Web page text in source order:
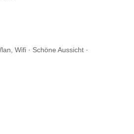
Wifi · Schöne Aussicht ·